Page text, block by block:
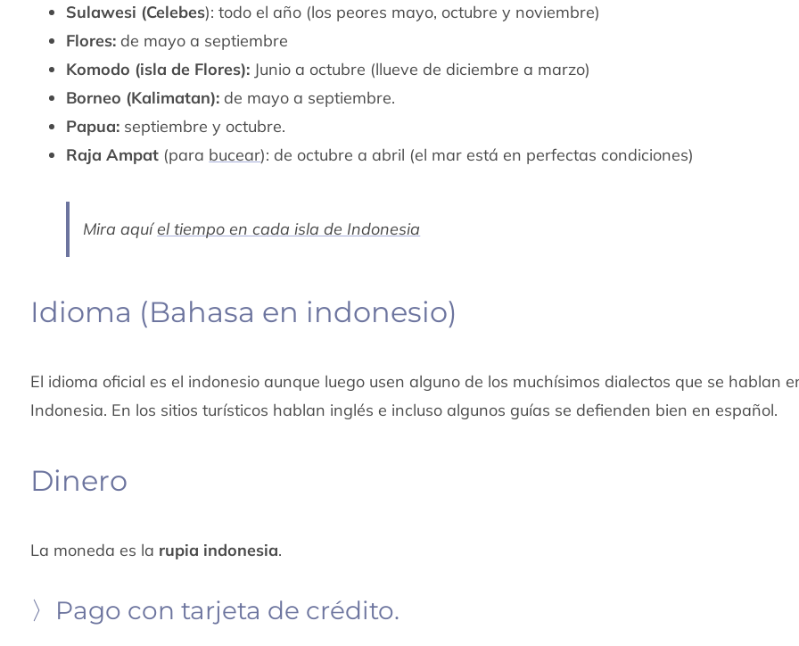
Sulawesi (Celebes): todo el año (los peores mayo, octubre y noviembre)
Flores: de mayo a septiembre
Komodo (isla de Flores): Junio a octubre (llueve de diciembre a marzo)
Borneo (Kalimatan): de mayo a septiembre.
Papua: septiembre y octubre.
Raja Ampat (para bucear): de octubre a abril (el mar está en perfectas condiciones)
Mira aquíel tiempo en cada isla de Indonesia
Idioma (Bahasa en indonesio)
El idioma oficial es el indonesio aunque luego usen alguno de los muchísimos dialectos que se hablan
Indonesia. En los sitios turísticos hablan inglés e incluso algunos guías se defienden bien en español.
Dinero
La moneda es la rupia indonesia.
〉Pago con tarjeta de crédito.